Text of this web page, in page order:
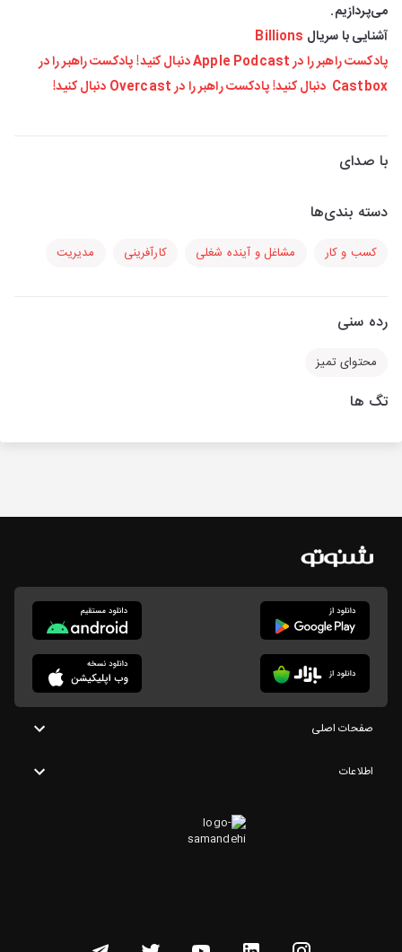
می‌پردازیم.
آشنایی با سریال Billions
پادکست راهبر را در Apple Podcast دنبال کنید!
پادکست راهبر را در
Castbox دنبال کنید!
پادکست راهبر را در Overcast دنبال کنید!
با صدای
دسته بندی‌ها
کسب و کار مشاغل و آینده شغلی کارآفرینی مدیریت
رده سنی
محتوای تمیز
تگ ها
صفحات اصلی
اطلاعات